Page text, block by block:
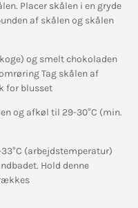
Placer skålen i en gryde
af skålen og skålen
og smelt chokoladen
Tag skålen af
for blusset
og afkøl til 29-30°C (min.
(arbejdstemperatur)
Hold denne